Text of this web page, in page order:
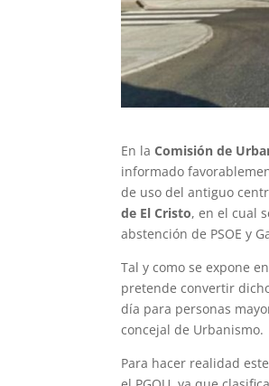
En laComisión de
informado
de uso del antiguo
de El Cristo, en el cual
abstención de PSOE y
Tal y como se expone
pretende convertir
día para personas
concejal de Urbanismo.
Para hacer realidad